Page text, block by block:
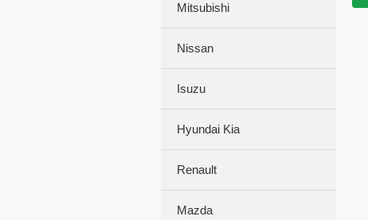
Mitsubishi
Nissan
Isuzu
Hyundai Kia
Renault
Mazda